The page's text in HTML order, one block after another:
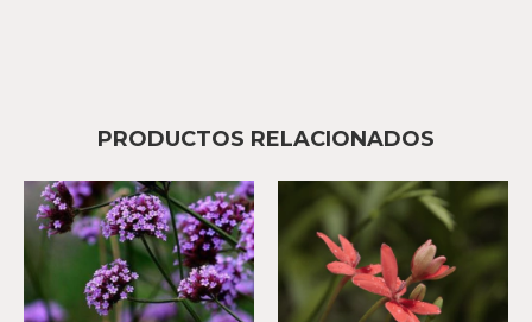
PRODUCTOS RELACIONADOS